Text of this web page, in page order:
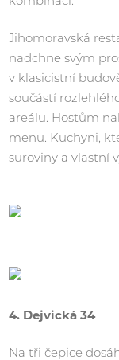
Jihomoravská
nadchne svým
v klasicistní
součástí
areálu. Hostům
menu. Kuchyni,
suroviny a vlastní
4. Dejvická 34
Na tři čepice